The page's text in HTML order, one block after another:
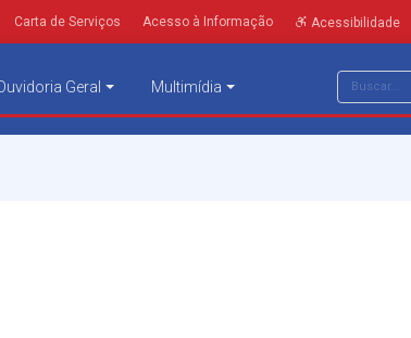
Carta de Serviços Acesso à Informação Acessibilidade
Geral Multimídia